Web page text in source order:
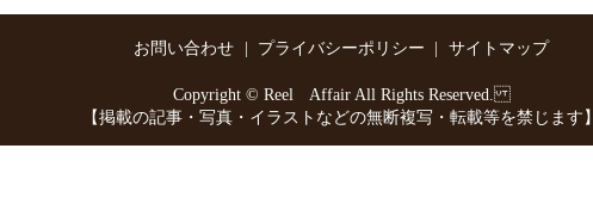
お問い合わせ プライバシーポリシー サイトマップ
Copyright © Reel Affair All Rights Reserved.
【掲載の記事・写真・イラストなどの無断複写・転載等を禁じます】